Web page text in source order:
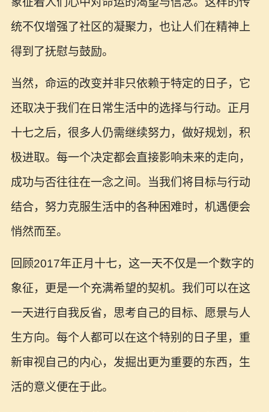
统不仅增强了社区的凝聚力，也让人们在精神上
得到了抚慰与鼓励。
当然，命运的改变并非只依赖于特定的日子，它
还取决于我们在日常生活中的选择与行动。正月
十七之后，很多人仍需继续努力，做好规划，积
极进取。每一个决定都会直接影响未来的走向，
成功与否往往在一念之间。当我们将目标与行动
结合，努力克服生活中的各种困难时，机遇便会
悄然而至。
回顾2017年正月十七，这一天不仅是一个数字的
象征，更是一个充满希望的契机。我们可以在这
一天进行自我反省，思考自己的目标、愿景与人
生方向。每个人都可以在这个特别的日子里，重
新审视自己的内心，发掘出更为重要的东西，生
活的意义便在于此。